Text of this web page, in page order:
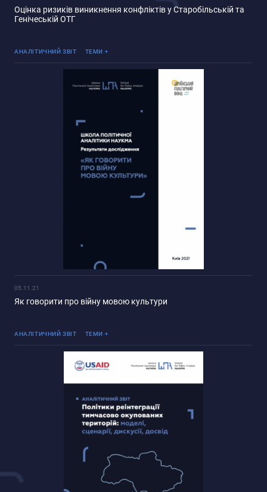
Оцінка ризиків виникнення конфліктів у Старобільській та
Генічеській ОТГ
АНАЛІТИЧНИЙ ЗВІТ ТЕМИ
Реінтеграція ТОТ
05.11.21
Як говорити про війну мовою культури
АНАЛІТИЧНИЙ ЗВІТ ТЕМИ
Реінтеграція ТОТ